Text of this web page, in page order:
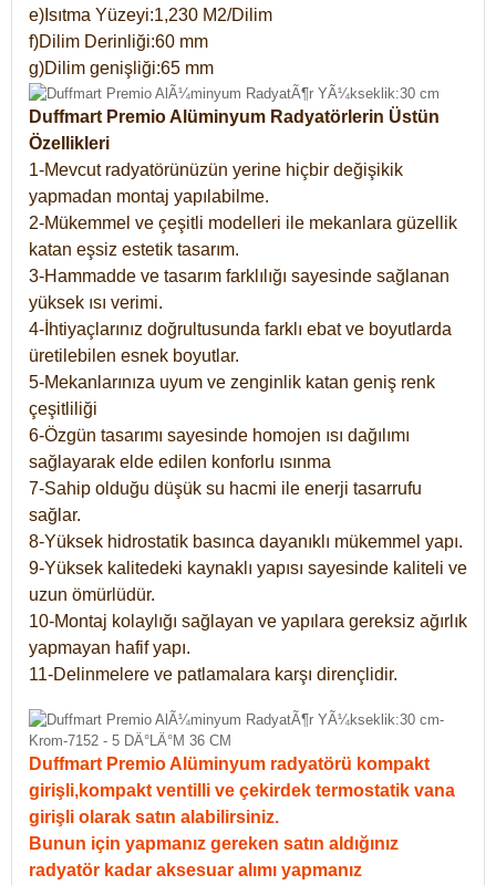
e)Isıtma Yüzeyi:1,230 M2/Dilim
f)Dilim Derinliği:60 mm
g)Dilim genişliği:65 mm
Duffmart Premio Alüminyum Radyatörlerin Üstün
Özellikleri
1-Mevcut radyatörünüzün yerine hiçbir değişikik
yapmadan montaj yapılabilme.
2-Mükemmel ve çeşitli modelleri ile mekanlara güzellik
katan eşsiz estetik tasarım.
3-Hammadde ve tasarım farklılığı sayesinde sağlanan
yüksek ısı verimi.
4-İhtiyaçlarınız doğrultusunda farklı ebat ve boyutlarda
üretilebilen esnek boyutlar.
5-Mekanlarınıza uyum ve zenginlik katan geniş renk
çeşitliliği
6-Özgün tasarımı sayesinde homojen ısı dağılımı
sağlayarak elde edilen konforlu ısınma
7-Sahip olduğu düşük su hacmi ile enerji tasarrufu
sağlar.
8-Yüksek hidrostatik basınca dayanıklı mükemmel yapı.
9-Yüksek kalitedeki kaynaklı yapısı sayesinde kaliteli ve
uzun ömürlüdür.
10-Montaj kolaylığı sağlayan ve yapılara gereksiz ağırlık
yapmayan hafif yapı.
11-Delinmelere ve patlamalara karşı dirençlidir.
Duffmart Premio Alüminyum radyatörü kompakt
girişli,kompakt ventilli ve çekirdek termostatik vana
girişli olarak satın alabilirsiniz.
Bunun için yapmanız gereken satın aldığınız
radyatör kadar aksesuar alımı yapmanız